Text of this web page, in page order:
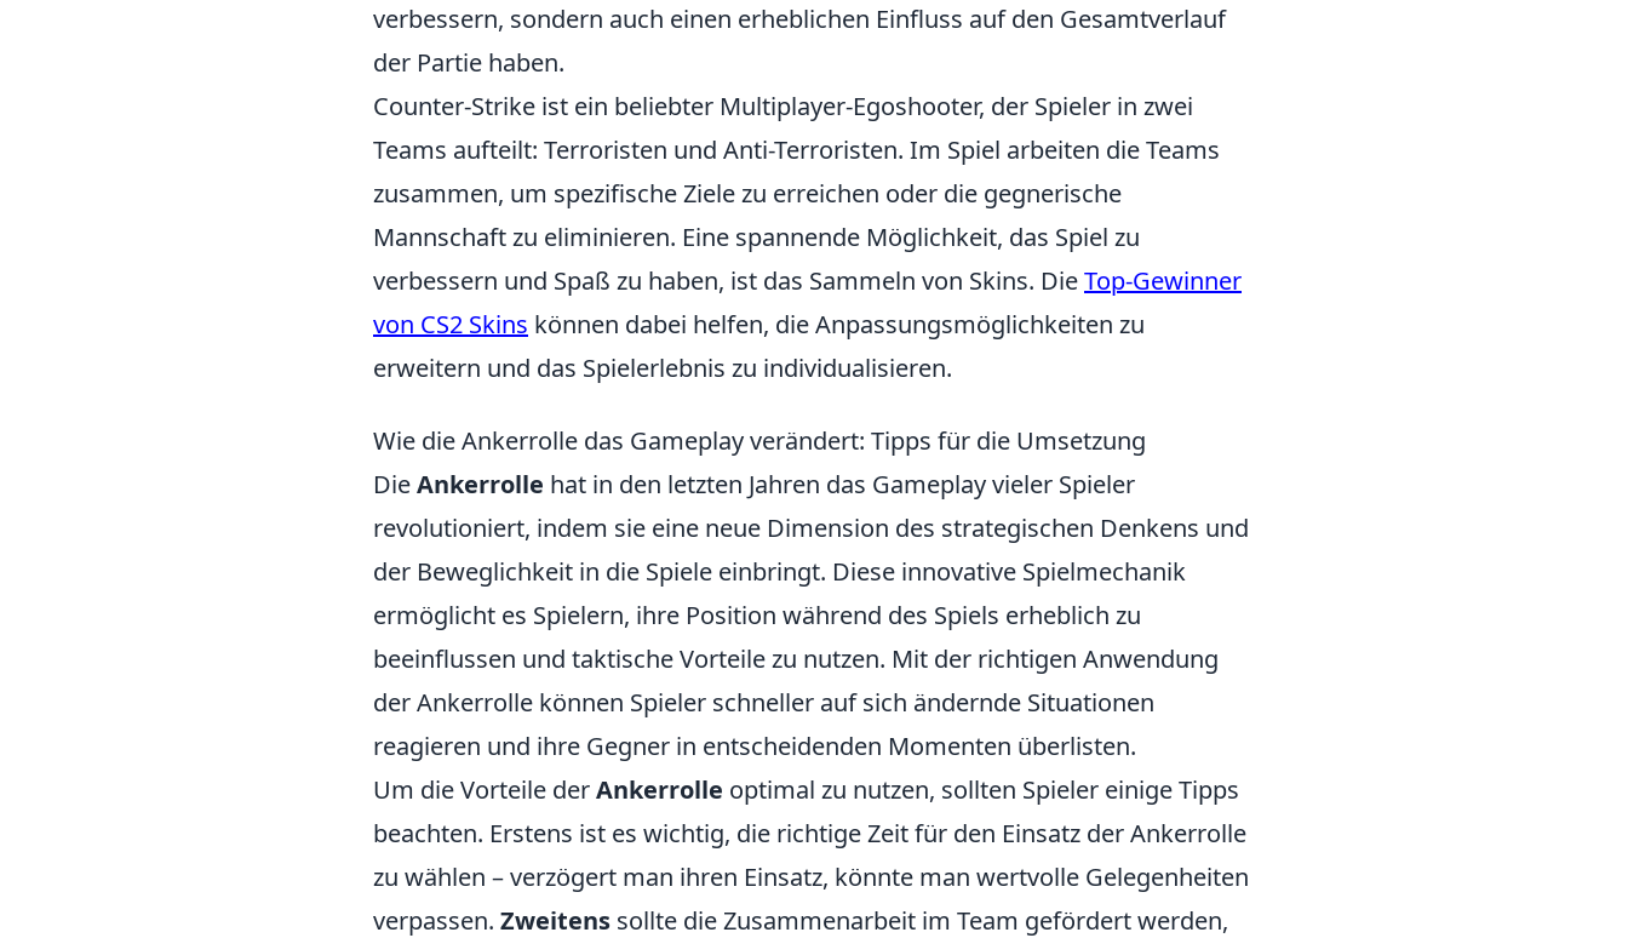
verbessern, sondern auch einen erheblichen Einfluss auf den Gesamtverlauf
der Partie haben.
Counter-Strike ist ein beliebter Multiplayer-Egoshooter, der Spieler in zwei
Teams aufteilt: Terroristen und Anti-Terroristen. Im Spiel arbeiten die Teams
zusammen, um spezifische Ziele zu erreichen oder die gegnerische
Mannschaft zu eliminieren. Eine spannende Möglichkeit, das Spiel zu
verbessern und Spaß zu haben, ist das Sammeln von Skins. DieTop-Gewinner
von CS2 Skins können dabei helfen, die Anpassungsmöglichkeiten zu
erweitern und das Spielerlebnis zu individualisieren.
Wie die Ankerrolle das Gameplay verändert: Tipps für die Umsetzung
DieAnkerrolle hat in den letzten Jahren das Gameplay vieler Spieler
revolutioniert, indem sie eine neue Dimension des strategischen Denkens und
der Beweglichkeit in die Spiele einbringt. Diese innovative Spielmechanik
ermöglicht es Spielern, ihre Position während des Spiels erheblich zu
beeinflussen und taktische Vorteile zu nutzen. Mit der richtigen Anwendung
der Ankerrolle können Spieler schneller auf sich ändernde Situationen
reagieren und ihre Gegner in entscheidenden Momenten überlisten.
Um die Vorteile derAnkerrolle optimal zu nutzen, sollten Spieler einige Tipps
beachten. Erstens ist es wichtig, die richtige Zeit für den Einsatz der Ankerrolle
zu wählen – verzögert man ihren Einsatz, könnte man wertvolle Gelegenheiten
verpassen. Zweitens sollte die Zusammenarbeit im Team gefördert werden,